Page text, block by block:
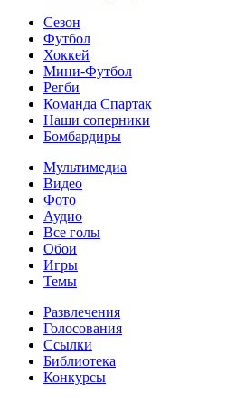
Сезон
Футбол
Хоккей
Мини-Футбол
Регби
Команда Спартак
Наши соперники
Бомбардиры
Мультимедиа
Видео
Фото
Аудио
Все голы
Обои
Игры
Темы
Развлечения
Голосования
Ссылки
Библиотека
Конкурсы